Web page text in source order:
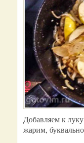
Добавляем к
жарим,